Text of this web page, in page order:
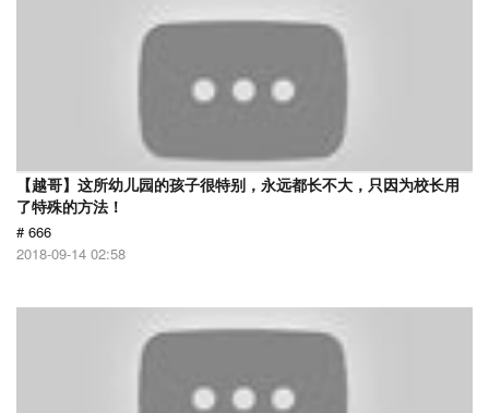
【越哥】这所幼儿园的孩子很特别，永远都长不大，只因为校长用
了特殊的方法！
# 666
2018-09-14 02:58